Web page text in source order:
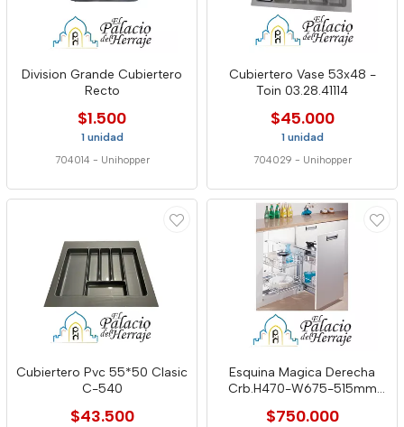
Division Grande Cubiertero
Recto
$1.500
1 unidad
704014 - Unihopper
Cubiertero Vase 53x48 -
Toin 03.28.41114
$45.000
1 unidad
704029 - Unihopper
Cubiertero Pvc 55*50 Clasic
C-540
$43.500
Esquina Magica Derecha
Crb.H470-W675-515mm
$750.000